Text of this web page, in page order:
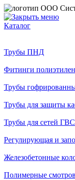
Каталог
Трубы ПНД
Фитинги
Трубы
Трубы для защиты
Трубы для сетей
Регулирующая и
Железобетонные
Полимерные